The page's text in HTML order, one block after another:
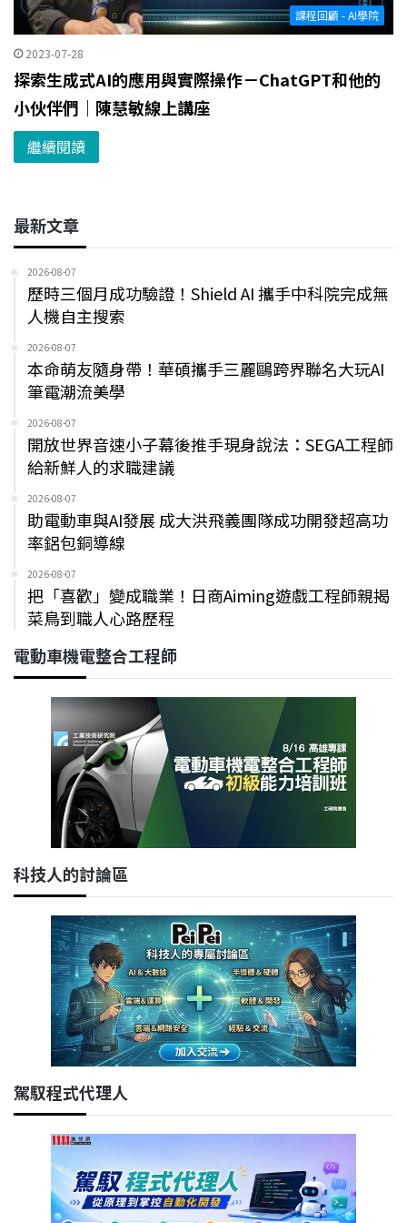
課程回顧 - AI學院
2023-07-28
探索生成式AI的應用與實際操作－ChatGPT和他的
小伙伴們｜陳慧敏線上講座
繼續閱讀
最新文章
2026-08-07
歷時三個月成功驗證！Shield AI 攜手中科院完成無
人機自主搜索
2026-08-07
本命萌友隨身帶！華碩攜手三麗鷗跨界聯名大玩AI
筆電潮流美學
2026-08-07
開放世界音速小子幕後推手現身說法：SEGA工程師
給新鮮人的求職建議
2026-08-07
助電動車與AI發展 成大洪飛義團隊成功開發超高功
率鋁包銅導線
2026-08-07
把「喜歡」變成職業！日商Aiming遊戲工程師親揭
菜鳥到職人心路歷程
電動車機電整合工程師
科技人的討論區
駕馭程式代理人